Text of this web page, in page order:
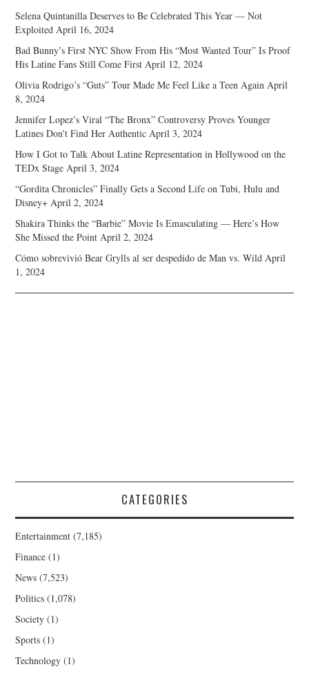
Selena Quintanilla Deserves to Be Celebrated This Year — Not
Exploited April 16, 2024
Bad Bunny’s First NYC Show From His “Most Wanted Tour” Is Proof
His Latine Fans Still Come First April 12, 2024
Olivia Rodrigo’s “Guts” Tour Made Me Feel Like a Teen Again April
8, 2024
Jennifer Lopez’s Viral “The Bronx” Controversy Proves Younger
Latines Don’t Find Her Authentic April 3, 2024
How I Got to Talk About Latine Representation in Hollywood on the
TEDx Stage April 3, 2024
“Gordita Chronicles” Finally Gets a Second Life on Tubi, Hulu and
Disney+ April 2, 2024
Shakira Thinks the “Barbie” Movie Is Emasculating — Here’s How
She Missed the Point April 2, 2024
Cómo sobrevivió Bear Grylls al ser despedido de Man vs. Wild April
1, 2024
CATEGORIES
Entertainment (7,185)
Finance (1)
News (7,523)
Politics (1,078)
Society (1)
Sports (1)
Technology (1)